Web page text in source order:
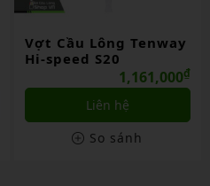
Vợt Cầu Lông Tenway
Hi-speed S20
1,161,000₫
Liên hệ
So sánh